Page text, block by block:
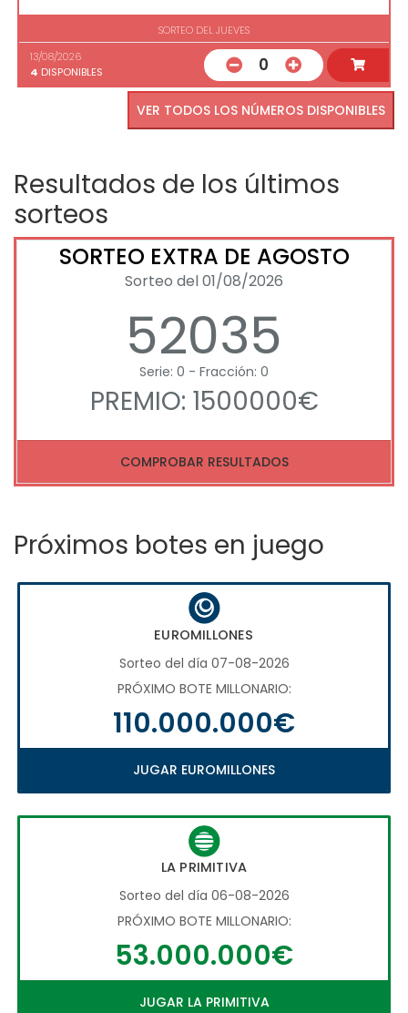
SORTEO DEL JUEVES
13/08/2026
4 DISPONIBLES 0
VER TODOS LOS NÚMEROS DISPONIBLES
Resultados de los últimos
sorteos
SORTEO EXTRA DE AGOSTO
Sorteo del 01/08/2026
52035
Serie: 0 - Fracción: 0
PREMIO: 1500000€
COMPROBAR RESULTADOS
Próximos botes en juego
EUROMILLONES
Sorteo del día 07-08-2026
PRÓXIMO BOTE MILLONARIO:
110.000.000€
JUGAR EUROMILLONES
LA PRIMITIVA
Sorteo del día 06-08-2026
PRÓXIMO BOTE MILLONARIO:
53.000.000€
JUGAR LA PRIMITIVA